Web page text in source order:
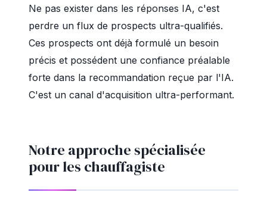
Ne pas exister dans les réponses IA, c'est
perdre un flux de prospects ultra-qualifiés.
Ces prospects ont déjà formulé un besoin
précis et possédent une confiance préalable
forte dans la recommandation reçue par l'IA.
C'est un canal d'acquisition ultra-performant.
Notre approche spécialisée
pour les chauffagiste